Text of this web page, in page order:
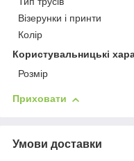
Візерунки і принти
Колір
Користувальницькі
Розмір
Приховати
Умови доставки